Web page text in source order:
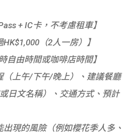
+ IC卡，不考慮租車】
（2人一房）】
自由時間或咖啡店時間】
（上午/下午/晚上）、建議餐廳
或日文名稱）、交通方式、預計
現的風險（例如櫻花季人多、